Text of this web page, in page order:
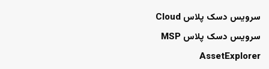
سرویس دسک پلاس Cloud
سرویس دسک پلاس MSP
AssetExplorer